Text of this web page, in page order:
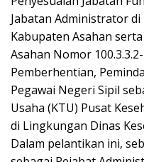
Jabatan Administrator
Kabupaten Asahan
Asahan Nomor
Pemberhentian,
Pegawai Negeri Sipil
Usaha (KTU) Pusat
di Lingkungan Dinas
Dalam pelantikan ini,